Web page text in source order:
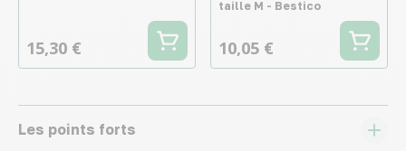
15,30 €
taille M - Bestico
10,05 €
Les points forts